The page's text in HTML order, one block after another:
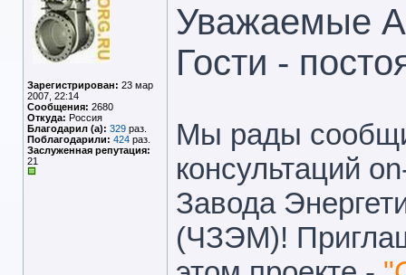
Зарегистрирован: 23 мар
2007, 22:14
Сообщения: 2680
Откуда: Россия
Благодарил (а): 329 раз.
Поблагодарили: 424 раз.
Заслуженная репутация:
21
Уважаемые
Гости -
Мы рады
консультаций
Завода
(ЧЗЭМ)!